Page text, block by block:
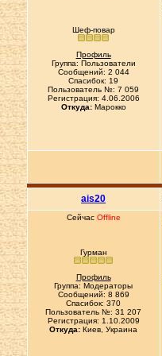
Шеф-повар
Профиль
Группа: Пользователи
Сообщений: 2 044
Спасибок: 19
Пользователь №: 7 059
Регистрация: 4.06.2006
Откуда:Марокко
ais20
Сейчас Offline
Гурман
Профиль
Группа: Модераторы
Сообщений: 8 869
Спасибок: 370
Пользователь №: 31 207
Регистрация: 1.10.2009
Откуда: Киев, Украина